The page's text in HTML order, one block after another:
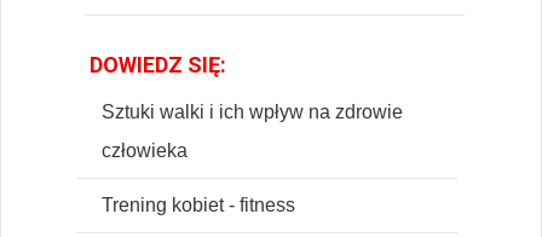
DOWIEDZ SIĘ:
Sztuki walki i ich wpływ na zdrowie
człowieka
Trening kobiet - fitness